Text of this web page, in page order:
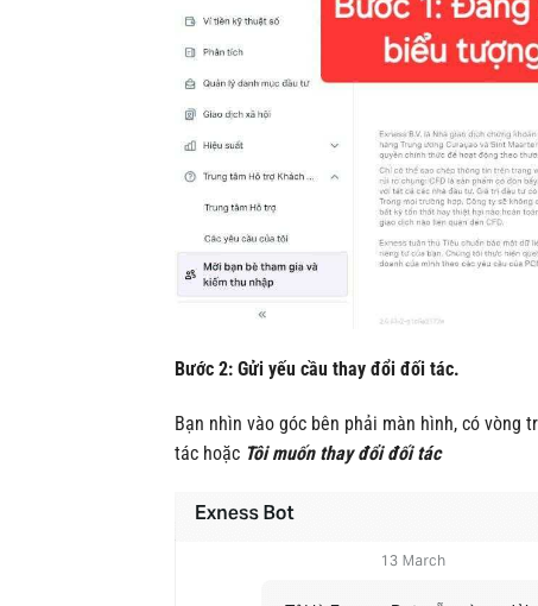
Bước 2: Gửi yếu cầu thay đổi đối tác.
Bạn nhìn vào góc bên phải màn hình, có vòng
tác hoặc Tôi muốn thay đổi đối tác